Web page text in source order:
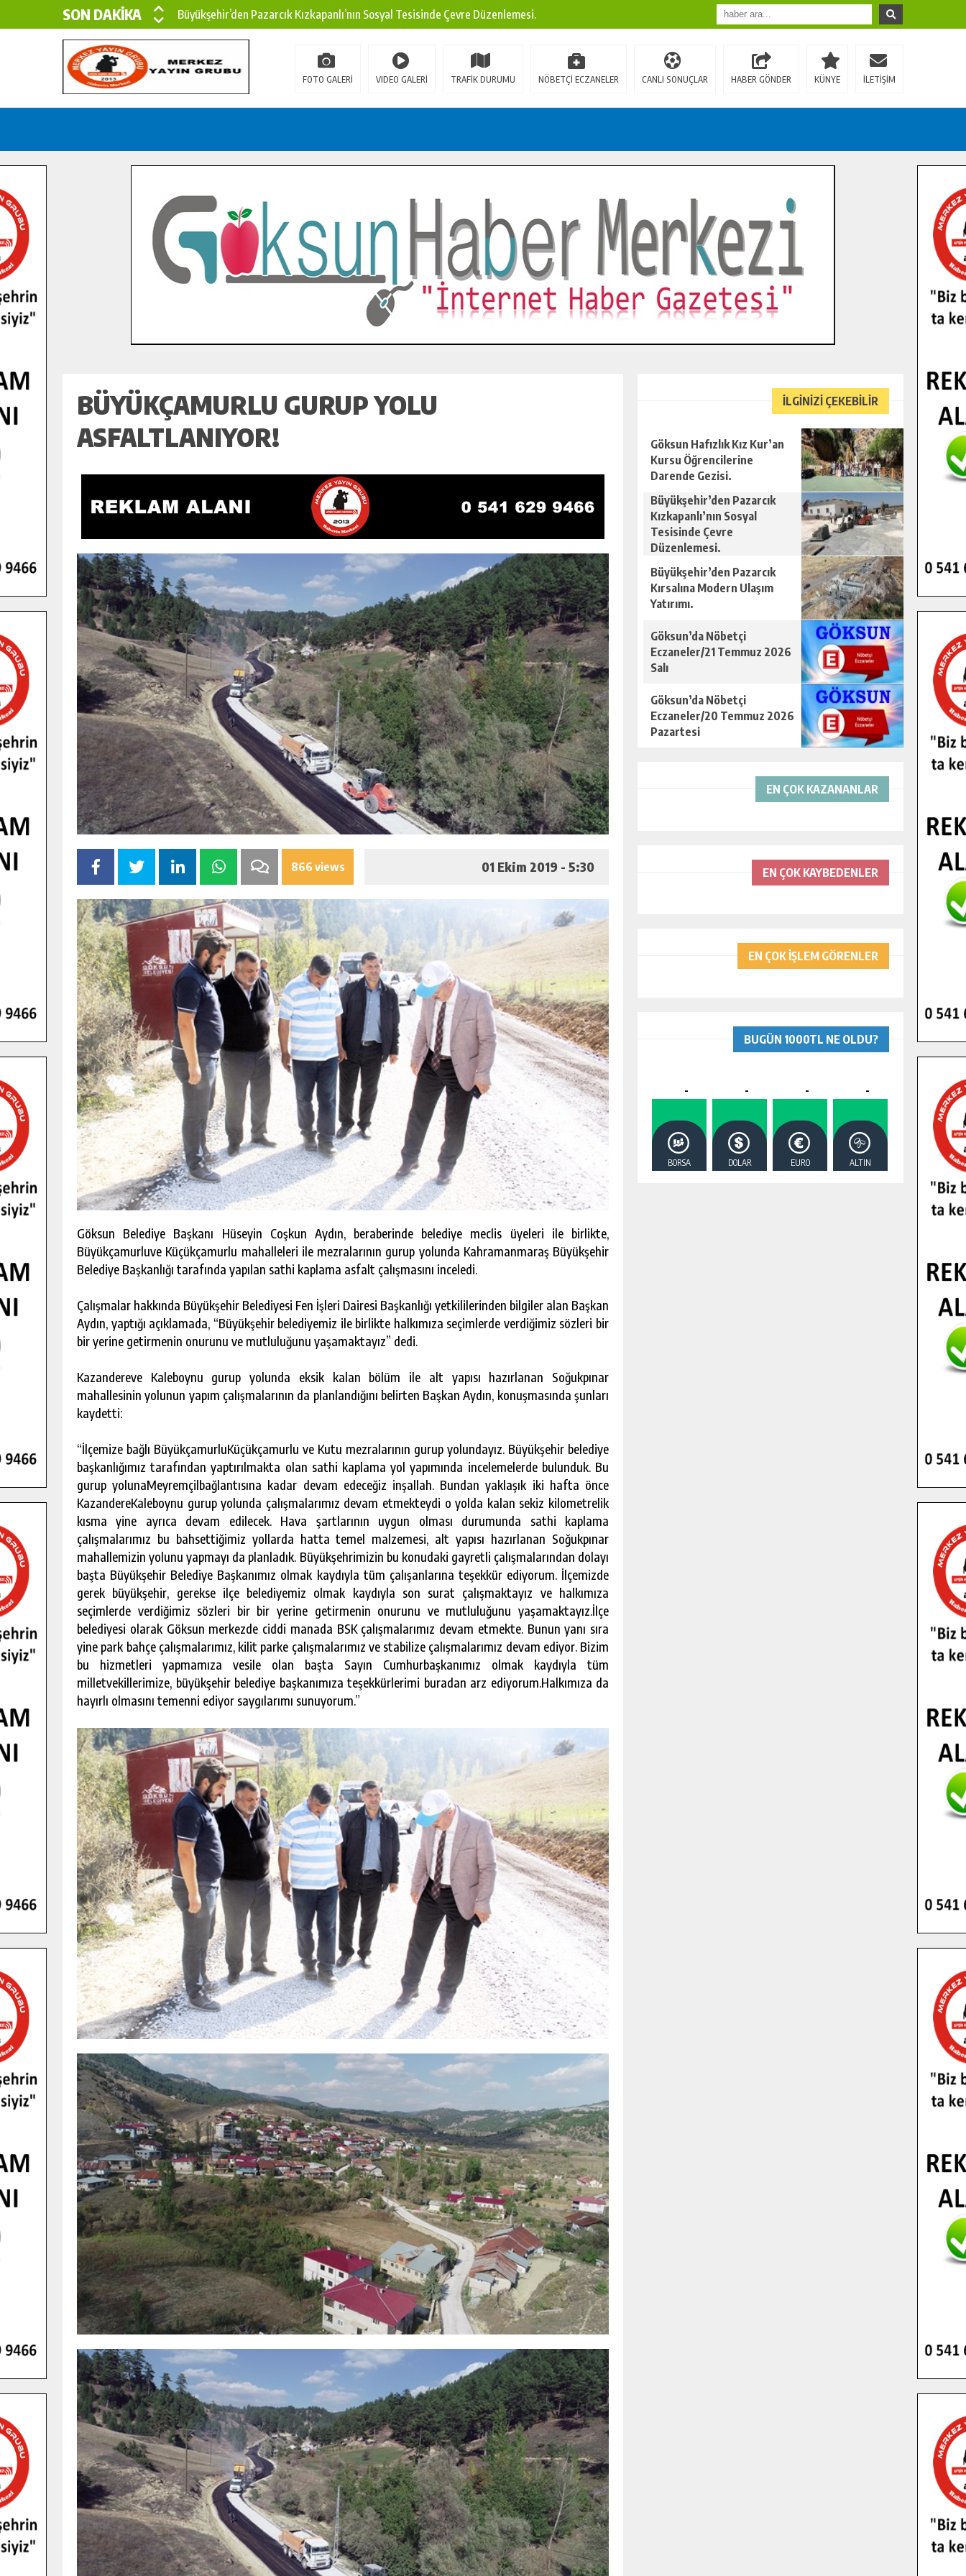
SON DAKİKA
Büyükşehir’den Pazarcık Kızkapanlı’nın Sosyal Tesisinde Çevre Düzenlemesi.
Büyükşehir’den Pazarcık Kırsalına Modern Ulaşım Yatırımı.
Çin’den KSÜ’ye Uluslararası Başarı: Edinilen Bilgi Türk Tarımına Katkı Sağlayacak.
İlçe Jandarma Komutanı Karakaya’dan Başkan Cüce’ye Veda Ziyareti.
Bertiz’in Yeni Köprüsünde Sona Doğru.
FOTO GALERİ VIDEO GALERİ TRAFİK DURUMU NÖBETÇİ ECZANELER CANLI SONUÇLAR HABER GÖNDER KÜNYE İLETİŞİM
BÜYÜKÇAMURLU GURUP YOLU
ASFALTLANIYOR!
866 views 01 Ekim 2019 - 5:30
Göksun Belediye Başkanı Hüseyin Coşkun Aydın, beraberinde belediye meclis üyeleri ile birlikte,
Büyükçamurluve Küçükçamurlu mahalleleri ile mezralarının gurup yolunda Kahramanmaraş Büyükşehir
Belediye Başkanlığı tarafında yapılan sathi kaplama asfalt çalışmasını inceledi.
Çalışmalar hakkında Büyükşehir Belediyesi Fen İşleri Dairesi Başkanlığı yetkililerinden bilgiler alan Başkan
Aydın, yaptığı açıklamada, “Büyükşehir belediyemiz ile birlikte halkımıza seçimlerde verdiğimiz sözleri bir
bir yerine getirmenin onurunu ve mutluluğunu yaşamaktayız” dedi.
Kazandereve Kaleboynu gurup yolunda eksik kalan bölüm ile alt yapısı hazırlanan Soğukpınar
mahallesinin yolunun yapım çalışmalarının da planlandığını belirten Başkan Aydın, konuşmasında şunları
kaydetti:
“İlçemize bağlı BüyükçamurluKüçükçamurlu ve Kutu mezralarının gurup yolundayız. Büyükşehir belediye
başkanlığımız tarafından yaptırılmakta olan sathi kaplama yol yapımında incelemelerde bulunduk. Bu
gurup yolunaMeyremçilbağlantısına kadar devam edeceğiz inşallah. Bundan yaklaşık iki hafta önce
KazandereKaleboynu gurup yolunda çalışmalarımız devam etmekteydi o yolda kalan sekiz kilometrelik
kısma yine ayrıca devam edilecek. Hava şartlarının uygun olması durumunda sathi kaplama
çalışmalarımız bu bahsettiğimiz yollarda hatta temel malzemesi, alt yapısı hazırlanan Soğukpınar
mahallemizin yolunu yapmayı da planladık. Büyükşehrimizin bu konudaki gayretli çalışmalarından dolayı
başta Büyükşehir Belediye Başkanımız olmak kaydıyla tüm çalışanlarına teşekkür ediyorum. İlçemizde
gerek büyükşehir, gerekse ilçe belediyemiz olmak kaydıyla son surat çalışmaktayız ve halkımıza
seçimlerde verdiğimiz sözleri bir bir yerine getirmenin onurunu ve mutluluğunu yaşamaktayız.İlçe
belediyesi olarak Göksun merkezde ciddi manada BSK çalışmalarımız devam etmekte. Bunun yanı sıra
yine park bahçe çalışmalarımız, kilit parke çalışmalarımız ve stabilize çalışmalarımız devam ediyor. Bizim
bu hizmetleri yapmamıza vesile olan başta Sayın Cumhurbaşkanımız olmak kaydıyla tüm
milletvekillerimize, büyükşehir belediye başkanımıza teşekkürlerimi buradan arz ediyorum.Halkımıza da
hayırlı olmasını temenni ediyor saygılarımı sunuyorum.”
İLGİNİZİ ÇEKEBİLİR
Göksun Hafızlık Kız Kur’an
Kursu Öğrencilerine
Darende Gezisi.
Büyükşehir’den Pazarcık
Kızkapanlı’nın Sosyal
Tesisinde Çevre
Düzenlemesi.
Büyükşehir’den Pazarcık
Kırsalına Modern Ulaşım
Yatırımı.
Göksun’da Nöbetçi
Eczaneler/21 Temmuz 2026
Salı
Göksun’da Nöbetçi
Eczaneler/20 Temmuz 2026
Pazartesi
EN ÇOK KAZANANLAR
EN ÇOK KAYBEDENLER
EN ÇOK İŞLEM GÖRENLER
BUGÜN 1000TL NE OLDU?
-
BORSA
-
DOLAR
-
EURO
-
ALTIN